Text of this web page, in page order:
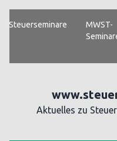
Steuerseminare
MWST-
Aktuelles zu